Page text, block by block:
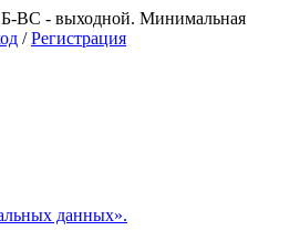
ВС - выходной. Минимальная
/Регистрация
данных».